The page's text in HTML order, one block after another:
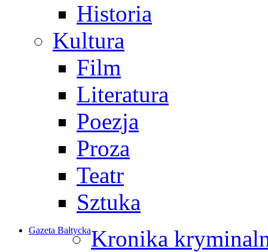
Historia
Kultura
Film
Literatura
Poezja
Proza
Teatr
Sztuka
Gazeta BałtyckaKronika